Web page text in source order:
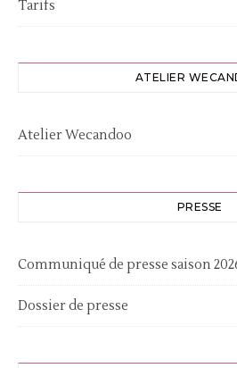
Tarifs
ATELIER
Atelier Wecandoo
PRESSE
Communiqué de presse saison
Dossier de presse